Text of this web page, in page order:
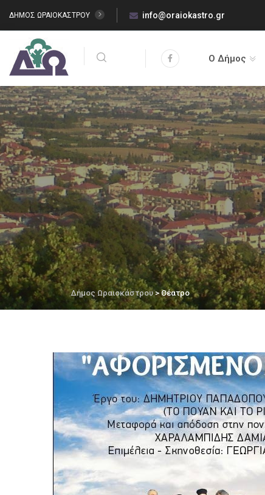
ΔΗΜΟΣ ΩΡΑΙΟΚΑΣΤΡΟΥ info@oraiokastro.gr
Ο Δήμος
Δήμος Ωραιοκάστρου> Θέατρο